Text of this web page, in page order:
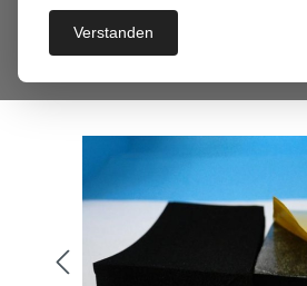
40mm,
selbstklebend,
Verstanden